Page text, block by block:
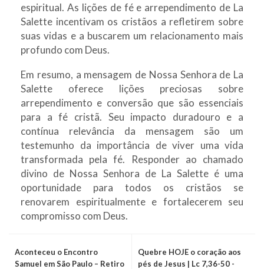
espiritual. As lições de fé e arrependimento de La
Salette incentivam os cristãos a refletirem sobre
suas vidas e a buscarem um relacionamento mais
profundo com Deus.
Em resumo, a mensagem de Nossa Senhora de La
Salette oferece lições preciosas sobre
arrependimento e conversão que são essenciais
para a fé cristã. Seu impacto duradouro e a
contínua relevância da mensagem são um
testemunho da importância de viver uma vida
transformada pela fé. Responder ao chamado
divino de Nossa Senhora de La Salette é uma
oportunidade para todos os cristãos se
renovarem espiritualmente e fortalecerem seu
compromisso com Deus.
Aconteceu o Encontro
Samuel em São Paulo – Retiro
Quebre HOJE o coração aos
pés de Jesus | Lc 7,36-50 -